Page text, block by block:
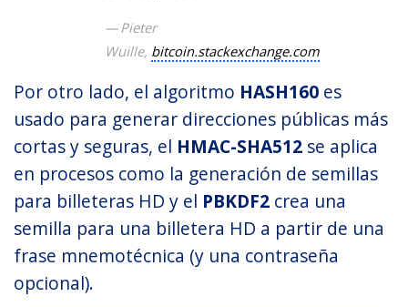
Pieter
Wuille, bitcoin.stackexchange.com
Por otro lado, el algoritmo HASH160 es
usado para generar direcciones públicas más
cortas y seguras, el HMAC-SHA512 se aplica
en procesos como la generación de semillas
para billeteras HD y el PBKDF2 crea una
semilla para una billetera HD a partir de una
frase mnemotécnica (y una contraseña
opcional).